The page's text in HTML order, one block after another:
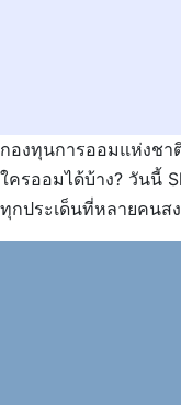
กองทุนการออมแห่งชา
ใครออมได้บ้าง? วันนี้
ทุกประเด็นที่หลายคนส